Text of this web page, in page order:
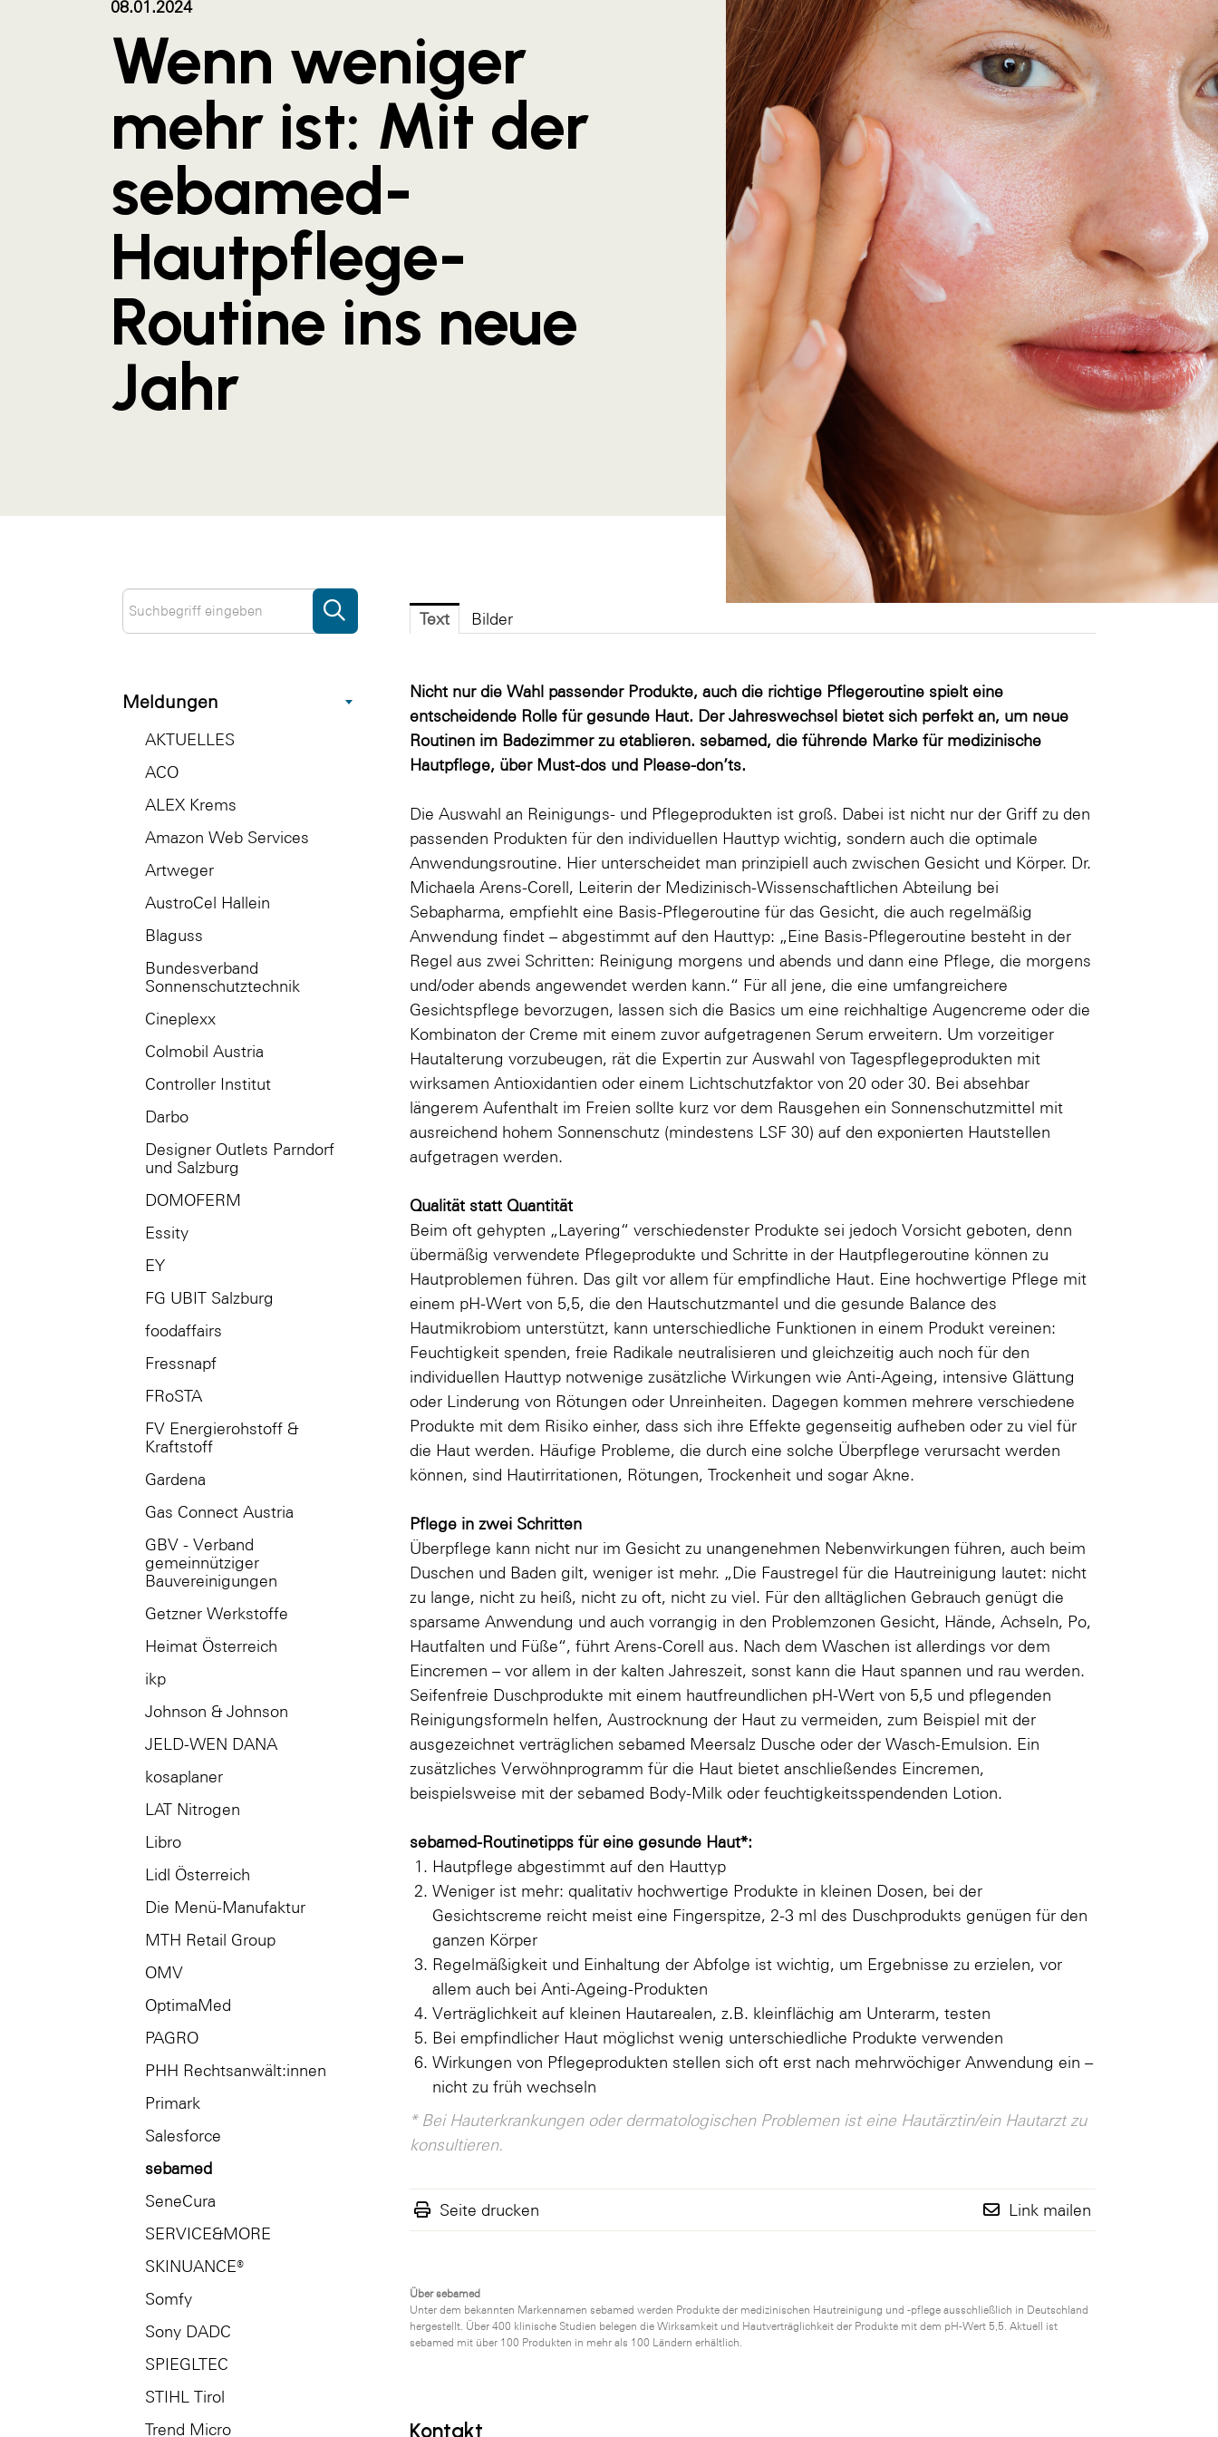
Meldungen
AKTUELLES
ACO
ALEX Krems
Amazon Web Services
Artweger
AustroCel Hallein
Blaguss
Bundesverband
Sonnenschutztechnik
Cineplexx
Colmobil Austria
Controller Institut
Darbo
Designer Outlets Parndorf
und Salzburg
DOMOFERM
Essity
EY
FG UBIT Salzburg
foodaffairs
Fressnapf
FRoSTA
FV Energierohstoff &
Kraftstoff
Gardena
Gas Connect Austria
GBV - Verband
gemeinnütziger
Bauvereinigungen
Getzner Werkstoffe
Heimat Österreich
ikp
Johnson & Johnson
JELD-WEN DANA
kosaplaner
LAT Nitrogen
Libro
Lidl Österreich
Die Menü-Manufaktur
MTH Retail Group
OMV
OptimaMed
PAGRO
PHH Rechtsanwält:innen
Primark
Salesforce
sebamed
SeneCura
SERVICE&MORE
SKINUANCE®
Somfy
Sony DADC
SPIEGLTEC
STIHL Tirol
Trend Micro
08.01.2024
Wenn weniger
mehr ist: Mit der
sebamed-
Hautpflege-
Routine ins neue
Jahr
Text Bilder
Nicht nur die Wahl passender Produkte, auch die richtige Pflegeroutine spielt eine
entscheidende Rolle für gesunde Haut. Der Jahreswechsel bietet sich perfekt an, um neue
Routinen im Badezimmer zu etablieren. sebamed, die führende Marke für medizinische
Hautpflege, über Must-dos und Please-don’ts.
Die Auswahl an Reinigungs- und Pflegeprodukten ist groß. Dabei ist nicht nur der Griff zu den
passenden Produkten für den individuellen Hauttyp wichtig, sondern auch die optimale
Anwendungsroutine. Hier unterscheidet man prinzipiell auch zwischen Gesicht und Körper. Dr.
Michaela Arens-Corell, Leiterin der Medizinisch-Wissenschaftlichen Abteilung bei
Sebapharma, empfiehlt eine Basis-Pflegeroutine für das Gesicht, die auch regelmäßig
Anwendung findet – abgestimmt auf den Hauttyp: „Eine Basis-Pflegeroutine besteht in der
Regel aus zwei Schritten: Reinigung morgens und abends und dann eine Pflege, die morgens
und/oder abends angewendet werden kann.“ Für all jene, die eine umfangreichere
Gesichtspflege bevorzugen, lassen sich die Basics um eine reichhaltige Augencreme oder die
Kombinaton der Creme mit einem zuvor aufgetragenen Serum erweitern. Um vorzeitiger
Hautalterung vorzubeugen, rät die Expertin zur Auswahl von Tagespflegeprodukten mit
wirksamen Antioxidantien oder einem Lichtschutzfaktor von 20 oder 30. Bei absehbar
längerem Aufenthalt im Freien sollte kurz vor dem Rausgehen ein Sonnenschutzmittel mit
ausreichend hohem Sonnenschutz (mindestens LSF 30) auf den exponierten Hautstellen
aufgetragen werden.
Qualität statt Quantität
Beim oft gehypten „Layering“ verschiedenster Produkte sei jedoch Vorsicht geboten, denn
übermäßig verwendete Pflegeprodukte und Schritte in der Hautpflegeroutine können zu
Hautproblemen führen. Das gilt vor allem für empfindliche Haut. Eine hochwertige Pflege mit
einem pH-Wert von 5,5, die den Hautschutzmantel und die gesunde Balance des
Hautmikrobiom unterstützt, kann unterschiedliche Funktionen in einem Produkt vereinen:
Feuchtigkeit spenden, freie Radikale neutralisieren und gleichzeitig auch noch für den
individuellen Hauttyp notwenige zusätzliche Wirkungen wie Anti-Ageing, intensive Glättung
oder Linderung von Rötungen oder Unreinheiten. Dagegen kommen mehrere verschiedene
Produkte mit dem Risiko einher, dass sich ihre Effekte gegenseitig aufheben oder zu viel für
die Haut werden. Häufige Probleme, die durch eine solche Überpflege verursacht werden
können, sind Hautirritationen, Rötungen, Trockenheit und sogar Akne.
Pflege in zwei Schritten
Überpflege kann nicht nur im Gesicht zu unangenehmen Nebenwirkungen führen, auch beim
Duschen und Baden gilt, weniger ist mehr. „Die Faustregel für die Hautreinigung lautet: nicht
zu lange, nicht zu heiß, nicht zu oft, nicht zu viel. Für den alltäglichen Gebrauch genügt die
sparsame Anwendung und auch vorrangig in den Problemzonen Gesicht, Hände, Achseln, Po,
Hautfalten und Füße“, führt Arens-Corell aus. Nach dem Waschen ist allerdings vor dem
Eincremen – vor allem in der kalten Jahreszeit, sonst kann die Haut spannen und rau werden.
Seifenfreie Duschprodukte mit einem hautfreundlichen pH-Wert von 5,5 und pflegenden
Reinigungsformeln helfen, Austrocknung der Haut zu vermeiden, zum Beispiel mit der
ausgezeichnet verträglichen sebamed Meersalz Dusche oder der Wasch-Emulsion. Ein
zusätzliches Verwöhnprogramm für die Haut bietet anschließendes Eincremen,
beispielsweise mit der sebamed Body-Milk oder feuchtigkeitsspendenden Lotion.
sebamed-Routinetipps für eine gesunde Haut*:
Hautpflege abgestimmt auf den Hauttyp
Weniger ist mehr: qualitativ hochwertige Produkte in kleinen Dosen, bei der
Gesichtscreme reicht meist eine Fingerspitze, 2-3 ml des Duschprodukts genügen für den
ganzen Körper
Regelmäßigkeit und Einhaltung der Abfolge ist wichtig, um Ergebnisse zu erzielen, vor
allem auch bei Anti-Ageing-Produkten
Verträglichkeit auf kleinen Hautarealen, z.B. kleinflächig am Unterarm, testen
Bei empfindlicher Haut möglichst wenig unterschiedliche Produkte verwenden
Wirkungen von Pflegeprodukten stellen sich oft erst nach mehrwöchiger Anwendung ein –
nicht zu früh wechseln
* Bei Hauterkrankungen oder dermatologischen Problemen ist eine Hautärztin/ein Hautarzt zu
konsultieren.
Seite drucken Link mailen
Über sebamed
Unter dem bekannten Markennamen sebamed werden Produkte der medizinischen Hautreinigung und -pflege ausschließlich in Deutschland
hergestellt. Über 400 klinische Studien belegen die Wirksamkeit und Hautverträglichkeit der Produkte mit dem pH-Wert 5,5. Aktuell ist
sebamed mit über 100 Produkten in mehr als 100 Ländern erhältlich.
Kontakt